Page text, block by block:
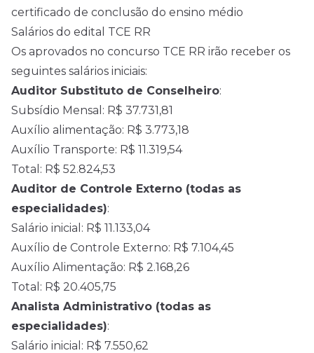
certificado de conclusão do ensino médio
Salários do edital TCE RR
Os aprovados no concurso TCE RR irão receber os
seguintes salários iniciais:
Auditor Substituto de Conselheiro:
Subsídio Mensal: R$ 37.731,81
Auxílio alimentação: R$ 3.773,18
Auxílio Transporte: R$ 11.319,54
Total: R$ 52.824,53
Auditor de Controle Externo (todas as
especialidades):
Salário inicial: R$ 11.133,04
Auxílio de Controle Externo: R$ 7.104,45
Auxílio Alimentação: R$ 2.168,26
Total: R$ 20.405,75
Analista Administrativo (todas as
especialidades):
Salário inicial: R$ 7.550,62